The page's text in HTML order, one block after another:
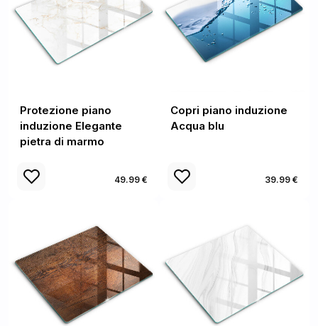
Protezione piano
induzione Elegante
pietra di marmo
49.99 €
Copri piano induzione
Acqua blu
39.99 €